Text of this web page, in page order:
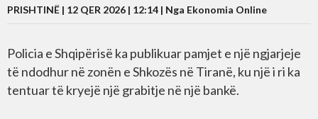
PRISHTINË | 12 QER 2026 | 12:14 | Nga Ekonomia Online
Policia e Shqipërisë ka publikuar pamjet e një ngjarjeje
të ndodhur në zonën e Shkozës në Tiranë, ku një i ri ka
tentuar të kryejë një grabitje në një bankë.